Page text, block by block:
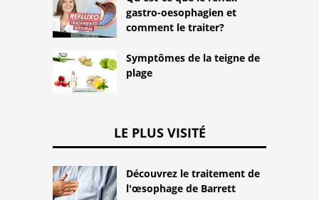
gastro-oesophagien et
comment le traiter?
Symptômes de la teigne de
plage
LE PLUS VISITÉ
Découvrez le traitement de
l'œsophage de Barrett